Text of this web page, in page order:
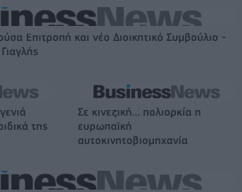
Επιτροπή και νέο Διοικητικό Συμβούλιο -
της
Σε κινεζική… πολιορκία η
ευρωπαϊκή
αυτοκινητοβιομηχανία